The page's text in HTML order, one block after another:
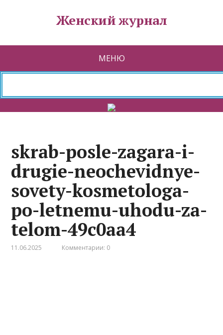
Женский журнал
МЕНЮ
skrab-posle-zagara-i-
drugie-neochevidnye-
sovety-kosmetologa-
po-letnemu-uhodu-za-
telom-49c0aa4
11.06.2025 Комментарии: 0